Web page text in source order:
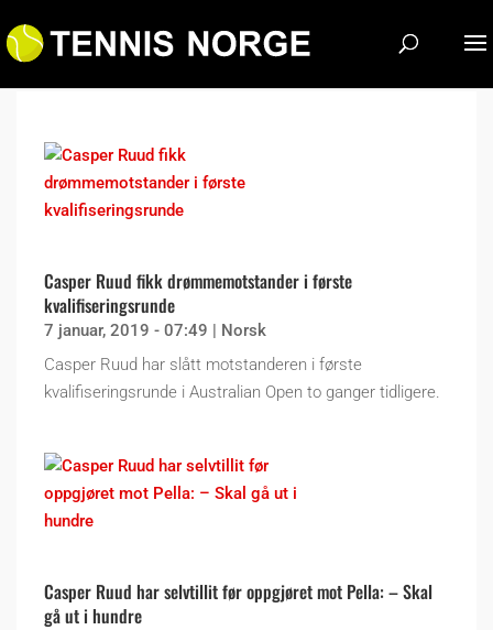
Casper Ruud fikk drømmemotstander i første
kvalifiseringsrunde
7 januar, 2019 - 07:49 | Norsk
Casper Ruud har slått motstanderen i første
kvalifiseringsrunde i Australian Open to ganger tidligere.
Casper Ruud har selvtillit før oppgjøret mot Pella: – Skal
gå ut i hundre